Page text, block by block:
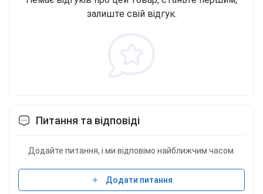
полисахарида, 30% бета-1,3/1,6-глюкана 1000 мг
залиште свій відгук.
Питання та відповіді
Додайте питання, і ми відповімо найближчим часом.
Додати питання